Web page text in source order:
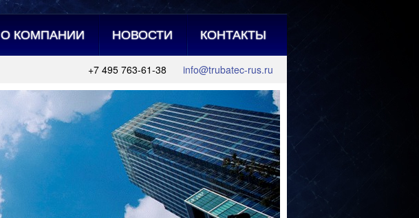
О КОМПАНИИ НОВОСТИ КОНТАКТЫ
+7 495 763-61-38 info@trubatec-rus.ru